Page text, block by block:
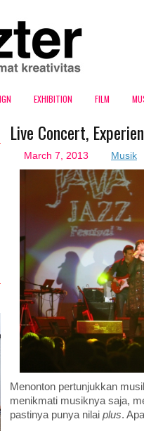
EXHIBITION FILM
Live Concert,
March 7, 2013 Musik
Menonton pertunjukkan
menikmati musiknya saja,
pastinya punya nilai plus.